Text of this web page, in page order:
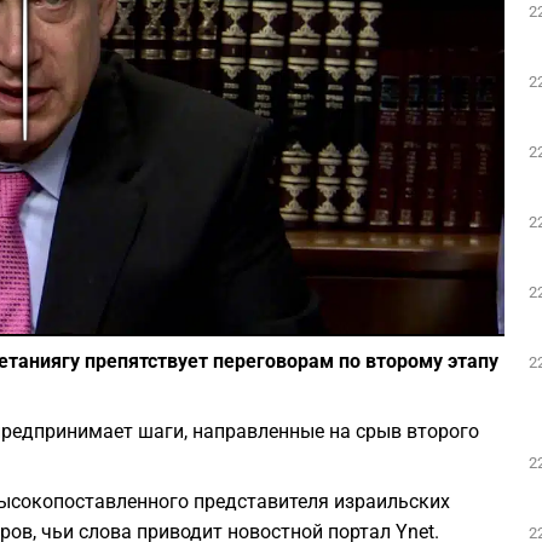
Play
препятствует переговорам по второму этапу
шаги, направленные на срыв второго
представителя израильских
чьи слова приводит новостной портал Ynet.